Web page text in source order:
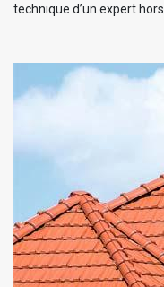
technique d’un expert hors